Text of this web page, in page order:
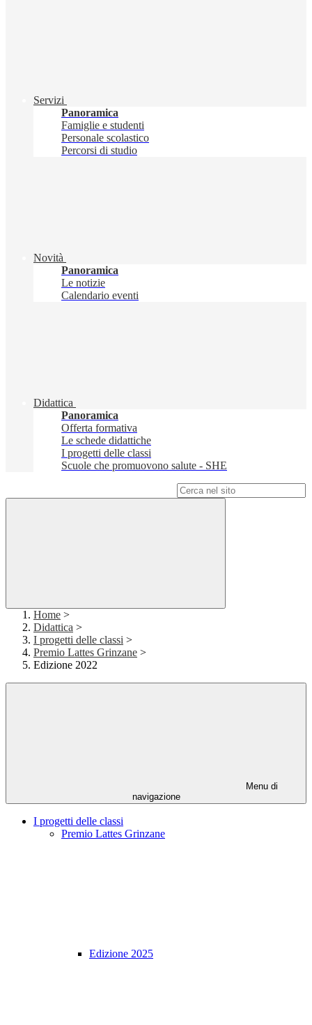
Servizi
Panoramica
Famiglie e studenti
Personale scolastico
Percorsi di studio
Novità
Panoramica
Le notizie
Calendario eventi
Didattica
Panoramica
Offerta formativa
Le schede didattiche
I progetti delle classi
Scuole che promuovono salute - SHE
Home >
Didattica >
I progetti delle classi >
Premio Lattes Grinzane >
Edizione 2022
Menu di
navigazione
I progetti delle classi
Premio Lattes Grinzane
Edizione 2025